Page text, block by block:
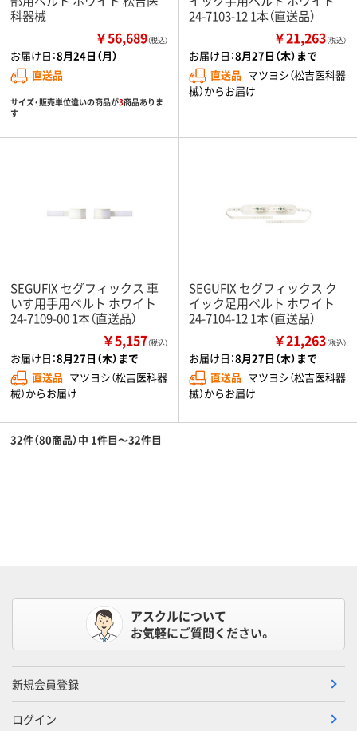
科器械
￥56,689（税込）
お届け日：8月24日（月）
直送品
サイズ・販売単位違いの商品が3商品ありま
す
24-7103-12 1本（直送品）
￥21,263（税込）
お届け日：8月27日（木）まで
直送品 マツヨシ（松吉医科器
械）からお届け
SEGUFIX セグフィックス 車
いす用手用ベルト ホワイト
24-7109-00 1本（直送品）
￥5,157（税込）
お届け日：8月27日（木）まで
直送品 マツヨシ（松吉医科器
械）からお届け
SEGUFIX セグフィックス ク
イック足用ベルト ホワイト
24-7104-12 1本（直送品）
￥21,263（税込）
お届け日：8月27日（木）まで
直送品 マツヨシ（松吉医科器
械）からお届け
32件（80商品）中 1件目～32件目
アスクルについて
お気軽にご質問ください。
新規会員登録
ログイン